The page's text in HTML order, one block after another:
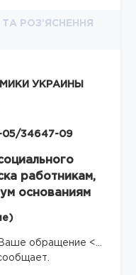
РОЗ’ЯСНЕННЯ
УКРАИНЫ
05/34647-09
работникам,
основаниям
обращение <…